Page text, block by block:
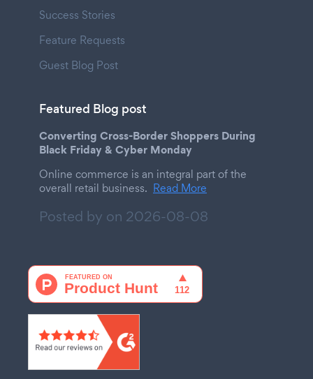
Success Stories
Feature Requests
Guest Blog Post
Featured Blog post
Converting Cross-Border Shoppers During
Black Friday & Cyber Monday
Online commerce is an integral part of the
overall retail business. Read More
Posted by on 2026-08-08